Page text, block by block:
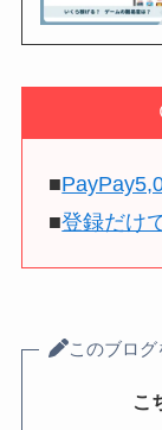
■
■登録だけ
このブログ
こ